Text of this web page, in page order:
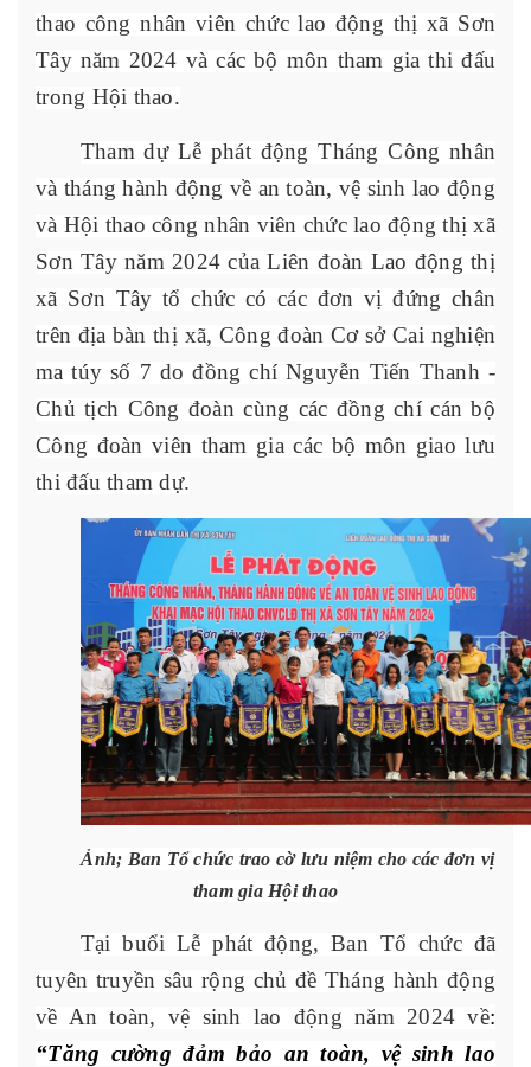
thao công nhân viên chức lao động thị xã Sơn
Tây năm 2024 và các bộ môn tham gia thi đấu
trong Hội thao.
Tham dự Lễ phát động Tháng Công nhân
và tháng hành động về an toàn, vệ sinh lao động
và Hội thao công nhân viên chức lao động thị xã
Sơn Tây năm 2024 của Liên đoàn Lao động thị
xã Sơn Tây tổ chức có các đơn vị đứng chân
trên địa bàn thị xã, Công đoàn Cơ sở Cai nghiện
ma túy số 7 do đồng chí Nguyễn Tiến Thanh -
Chủ tịch Công đoàn cùng các đồng chí cán bộ
Công đoàn viên tham gia các bộ môn giao lưu
thi đấu tham dự.
Ảnh; Ban Tổ chức trao cờ lưu niệm cho các đơn vị
tham gia Hội thao
Tại buổi Lễ phát động, Ban Tổ chức đã
tuyên truyền sâu rộng chủ đề Tháng hành động
về An toàn, vệ sinh lao động năm 2024 về:
“Tăng cường đảm bảo an toàn, vệ sinh lao